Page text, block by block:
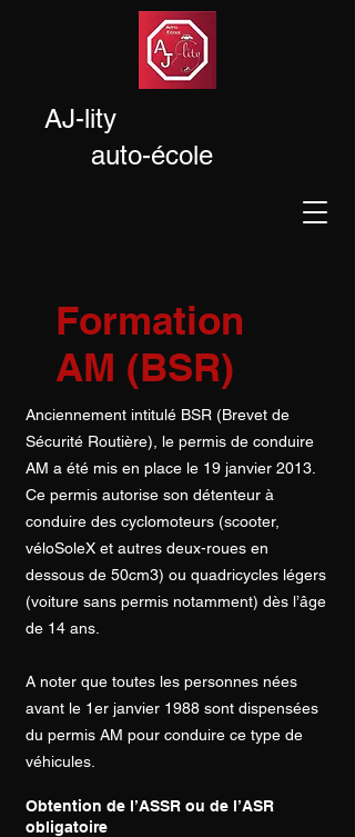
AJ-lity
auto-école
Formation
AM (BSR)
Anciennement intitulé BSR (Brevet de
Sécurité Routière), le permis de conduire
AM a été mis en place le 19 janvier 2013.
Ce permis autorise son détenteur à
conduire des cyclomoteurs (scooter,
véloSoleX et autres deux-roues en
dessous de 50cm3) ou quadricycles légers
(voiture sans permis notamment) dès l’âge
de 14 ans.
A noter que toutes les personnes nées
avant le 1er janvier 1988 sont dispensées
du permis AM pour conduire ce type de
véhicules.
Obtention de l’ASSR ou de l’ASR
obligatoire